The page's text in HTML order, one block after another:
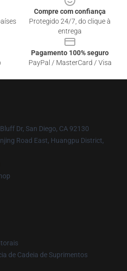
Compre com confiança
Protegido 24/7, do clique à
entrega
Pagamento 100% seguro
PayPal / MasterCard / Visa
Dr, San Diego, CA 92130
Road East, Huangpu District,
de Cadeia de Suprimentos